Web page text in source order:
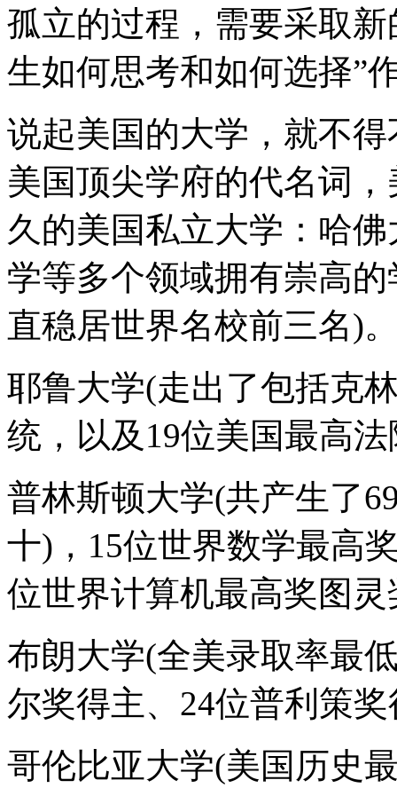
孤立的过程，需要采取
生如何思考和如何选择”
说起美国的大学，就不
美国顶尖学府的代名词
久的美国私立大学：哈
学等多个领域拥有崇高
直稳居世界名校前三名)
耶鲁大学(走出了包括克
统，以及19位美国最高
普林斯顿大学(共产生了
十)，15位世界数学最高
位世界计算机最高奖图
布朗大学(全美录取率最
尔奖得主、24位普利策
哥伦比亚大学(美国历史